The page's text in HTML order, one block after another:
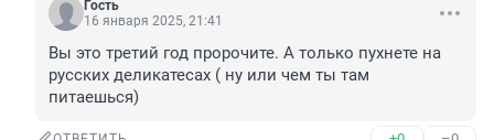
Гость
16 января 2025, 21:41
Вы это третий год пророчите. А только пухнете на
русских деликатесах ( ну или чем ты там
питаешься)